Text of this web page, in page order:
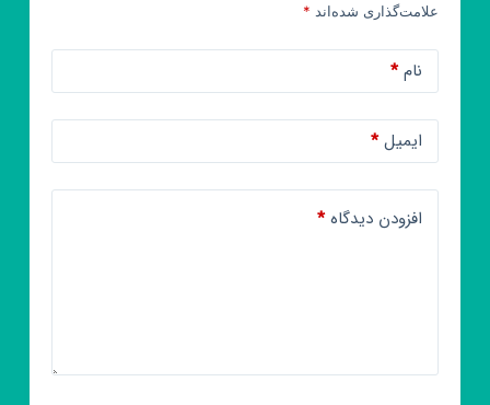
علامت‌گذاری شده‌اند *
نام*
ایمیل*
افزودن دیدگاه*